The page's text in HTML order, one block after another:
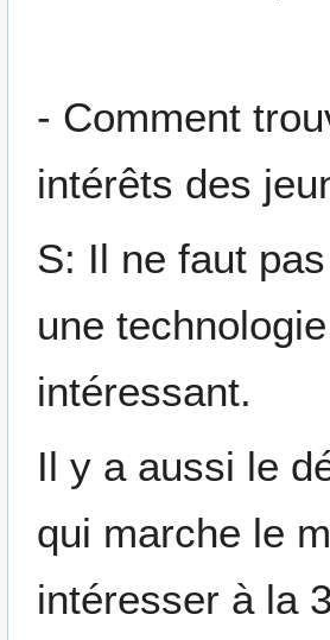
- Comment
intérêts des
S: Il ne faut
une
intéressant.
Il y a aussi le
qui marche le
intéresser à la